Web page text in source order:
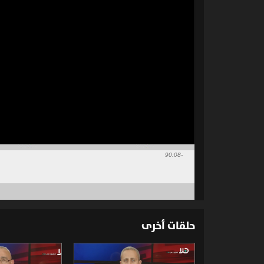
-90:08
حلقات أخرى